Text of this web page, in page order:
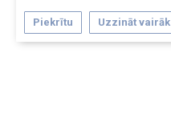
Piekrītu Uzzināt vairāk